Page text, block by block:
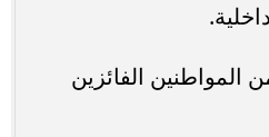
المواطنين الفائزين